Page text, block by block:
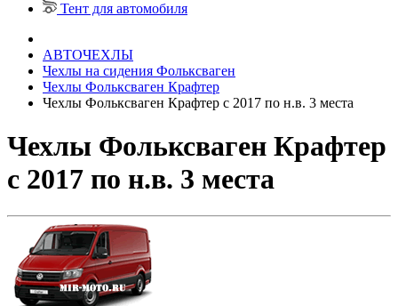
Тент для автомобиля
АВТОЧЕХЛЫ
Чехлы на сидения Фольксваген
Чехлы Фольксваген Крафтер
Чехлы Фольксваген Крафтер с 2017 по н.в. 3 места
Чехлы Фольксваген Крафтер
с 2017 по н.в. 3 места